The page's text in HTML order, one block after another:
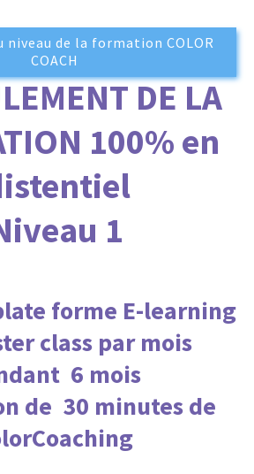
niveau de la formation COLOR
COACH
T DE LA
100% en
1
forme E-learning
class par mois
6 mois
de 30 minutes de